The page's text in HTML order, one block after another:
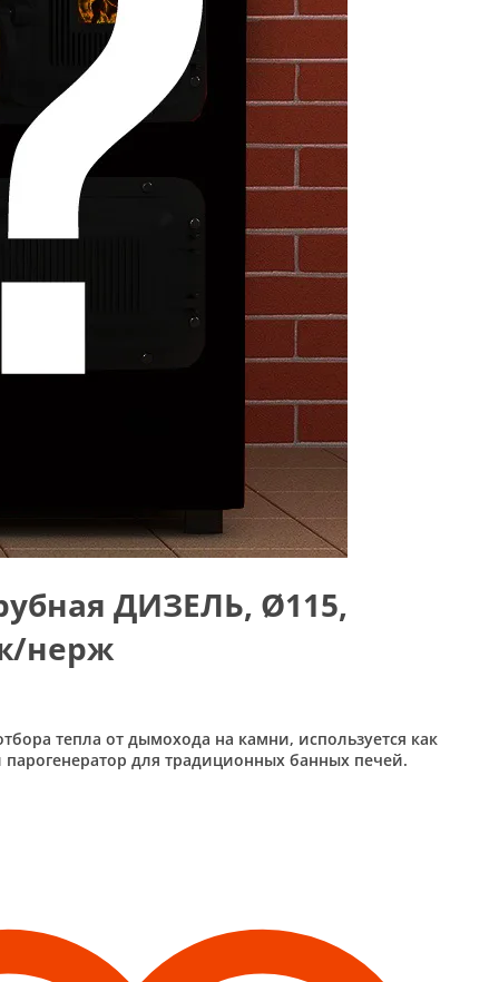
ДИЗЕЛЬ, Ø115,
нерж
тепла от дымохода на камни, используется как
для традиционных банных печей.